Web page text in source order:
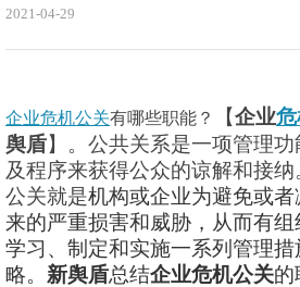
2021-04-29
企业危机公关有哪些职能？ 【企业
舆盾】。 公共关系是一项管理
及程序来获得公众的谅解和接
公关就是机构或企业为避免或
来的严重损害和威胁，从而有
学习、制定和实施一系列管理
略。 新舆盾总结企业危机公关的